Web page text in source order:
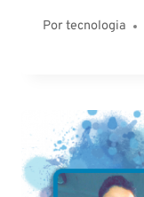
Portecnologia